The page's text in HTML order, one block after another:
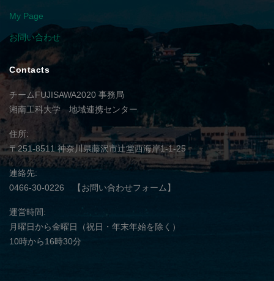
My Page
お問い合わせ
Contacts
チームFUJISAWA2020 事務局
湘南工科大学 地域連携センター
住所
〒251-8511 神奈川県藤沢市辻堂西海岸1-1-25
連絡先
0466-30-0226
【お問い合わせフォーム】
運営時間
月曜日から金曜日（祝日・年末年始を除く）
10時から16時30分